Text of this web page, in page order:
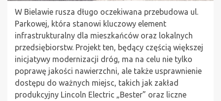
W Bielawie rusza długo oczekiwana przebudowa ul.
Parkowej, która stanowi kluczowy element
infrastrukturalny dla mieszkańców oraz lokalnych
przedsiębiorstw. Projekt ten, będący częścią większej
inicjatywy modernizacji dróg, ma na celu nie tylko
poprawę jakości nawierzchni, ale także usprawnienie
dostępu do ważnych miejsc, takich jak zakład
produkcyjny Lincoln Electric „Bester” oraz liczne